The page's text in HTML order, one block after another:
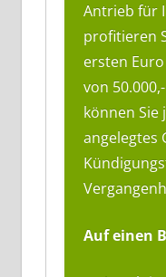
Antrieb für
profitieren
ersten
von
können
angelegtes
Auf einen